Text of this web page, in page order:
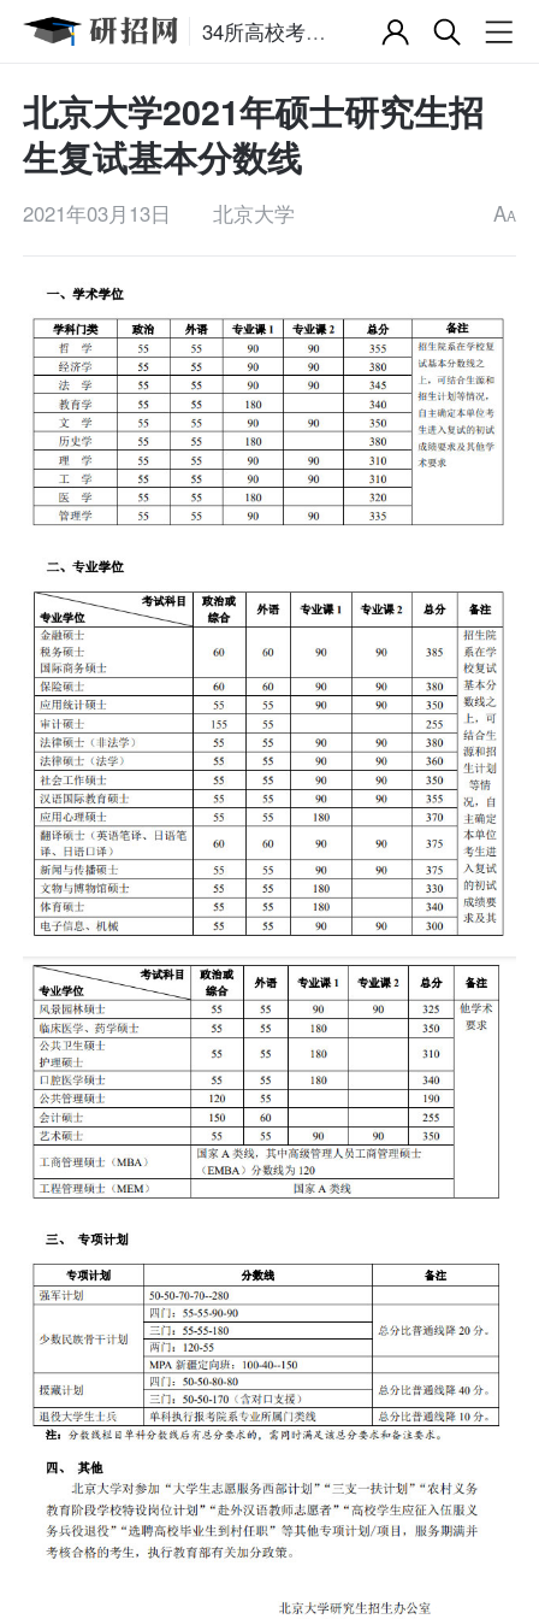
34所高校考研复试分数线
北京大学2021年硕士研究生招
生复试基本分数线
2021年03月13日 北京大学 AA